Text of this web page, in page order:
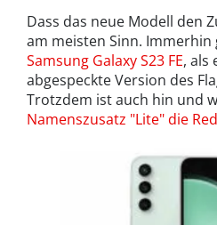
Dass das neue Modell den
am meisten Sinn. Immerhin
Samsung Galaxy S23 FE, als
abgespeckte Version des
Trotzdem ist auch hin und
Namenszusatz "Lite" die